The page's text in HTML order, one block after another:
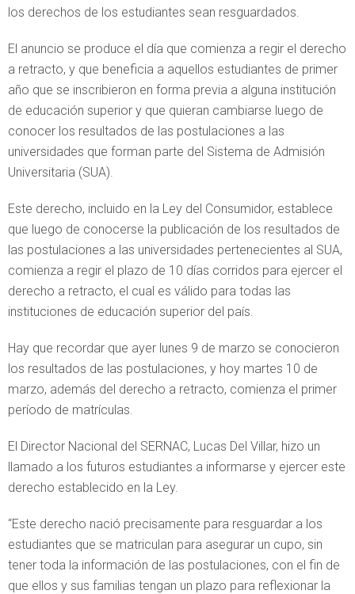
los derechos de los estudiantes sean resguardados.
El anuncio se produce el día que comienza a regir el derecho
a retracto, y que beneficia a aquellos estudiantes de primer
año que se inscribieron en forma previa a alguna institución
de educación superior y que quieran cambiarse luego de
conocer los resultados de las postulaciones a las
universidades que forman parte del Sistema de Admisión
Universitaria (SUA).
Este derecho, incluido en la Ley del Consumidor, establece
que luego de conocerse la publicación de los resultados de
las postulaciones a las universidades pertenecientes al SUA,
comienza a regir el plazo de 10 días corridos para ejercer el
derecho a retracto, el cual es válido para todas las
instituciones de educación superior del país.
Hay que recordar que ayer lunes 9 de marzo se conocieron
los resultados de las postulaciones, y hoy martes 10 de
marzo, además del derecho a retracto, comienza el primer
período de matrículas.
El Director Nacional del SERNAC, Lucas Del Villar, hizo un
llamado a los futuros estudiantes a informarse y ejercer este
derecho establecido en la Ley.
“Este derecho nació precisamente para resguardar a los
estudiantes que se matriculan para asegurar un cupo, sin
tener toda la información de las postulaciones, con el fin de
que ellos y sus familias tengan un plazo para reflexionar la